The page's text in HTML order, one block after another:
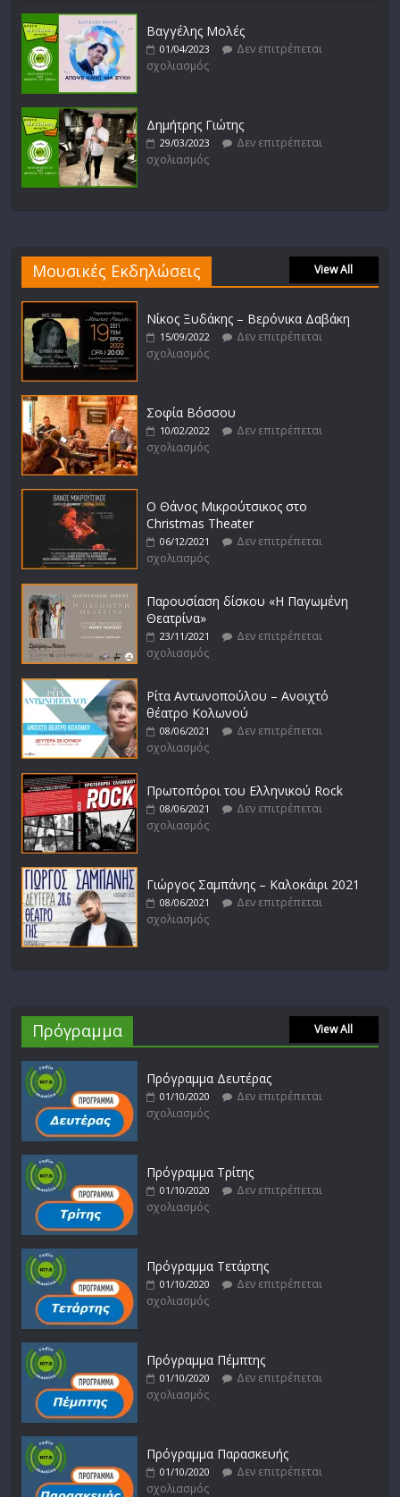
Βαγγέλης Μολές
01/04/2023
Δεν επιτρέπεται
σχολιασμός
Δημήτρης Γιώτης
29/03/2023
Δεν επιτρέπεται
σχολιασμός
Μουσικές Εκδηλώσεις View All
Νίκος Ξυδάκης – Βερόνικα Δαβάκη
15/09/2022
Δεν επιτρέπεται
σχολιασμός
Σοφία Βόσσου
10/02/2022
Δεν επιτρέπεται
σχολιασμός
Ο Θάνος Μικρούτσικος στο
Christmas Theater
06/12/2021
Δεν επιτρέπεται
σχολιασμός
Παρουσίαση δίσκου «Η Παγωμένη
Θεατρίνα»
23/11/2021
Δεν επιτρέπεται
σχολιασμός
Ρίτα Αντωνοπούλου – Ανοιχτό
θέατρο Κολωνού
08/06/2021
Δεν επιτρέπεται
σχολιασμός
Πρωτοπόροι του Ελληνικού Rock
08/06/2021
Δεν επιτρέπεται
σχολιασμός
Γιώργος Σαμπάνης – Καλοκάιρι 2021
08/06/2021
Δεν επιτρέπεται
σχολιασμός
Πρόγραμμα View All
Πρόγραμμα Δευτέρας
01/10/2020
Δεν επιτρέπεται
σχολιασμός
Πρόγραμμα Τρίτης
01/10/2020
Δεν επιτρέπεται
σχολιασμός
Πρόγραμμα Τετάρτης
01/10/2020
Δεν επιτρέπεται
σχολιασμός
Πρόγραμμα Πέμπτης
01/10/2020
Δεν επιτρέπεται
σχολιασμός
Πρόγραμμα Παρασκευής
01/10/2020
Δεν επιτρέπεται
σχολιασμός